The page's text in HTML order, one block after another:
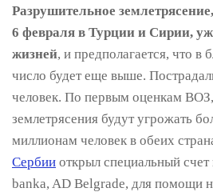
Разрушительное
6 февраля в Турции и Сирии,
жизней, и предполагается, что в
число будет еще выше.
человек. По первым оценкам
землетрясения будут угрожать
миллионам человек в обеих
Сербии открыл специальный
banka, AD Belgrade, для помощи